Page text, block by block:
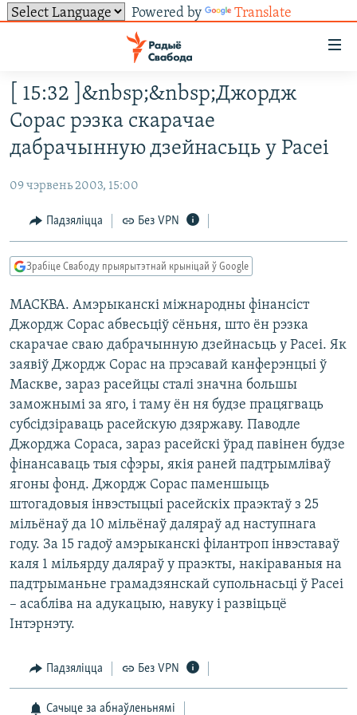
Powered by Translate
ўнівэрсальнага
доступу
Перайсьці
да
галоўнага
Перайсьці
галоўнай
Перайсьці
пошуку
НАВІНЫ
УСЕ НАВІНЫ
ВІДЭА І ФОТА
ЛЮДЗІ
ПАЛІТЫКА
ВАЙНА
БЕЛАРУСЫ НА ВАЙНЕ
ПАЛІТВЯЗЬНІ
КУЛЬТУРА
КАЛЯНДАР
ТОЛЬКІ НА СВАБОДЗЕ
ТЭСТЫ
БЛОГІ
ГІСТОРЫЯ НА СВАБОДЗЕ
КНІГІ
АЎДЫЁКНІГІ
PREMIUM
МОВА
НА ХВАЛЯХ СВАБОДЫ
СУВЯЗЬ
АБЫСЬЦІ БЛЯКАВАНЬНЕ
ПАДЗЯЛІЦЦА ІНФАРМАЦЫЯЙ
ПАДПІСАЦЦА
RSS
FACEBOOK
TWITTER
Усе сайты РС/РСЭ
[ 15:32 ]&nbsp;&nbsp;Джордж
Сорас рэзка скарачае
дабрачынную дзейнасьць у Расеі
09 чэрвень 2003, 15:00
Падзяліцца Без VPN
Зрабіце Свабоду прыярытэтнай крыніцай ў Google
МАСКВА. Амэрыканскі міжнародны фінансіст
Джордж Сорас абвесьціў сёньня, што ён рэзка
скарачае сваю дабрачынную дзейнасьць у Расеі. Як
заявіў Джордж Сорас на прэсавай канферэнцыі ў
Маскве, зараз расейцы сталі значна большы
заможнымі за яго, і таму ён ня будзе працягваць
субсідзіраваць расейскую дзяржаву. Паводле
Джорджа Сораса, зараз расейскі ўрад павінен будзе
фінансаваць тыя сфэры, якія раней падтрымліваў
ягоны фонд. Джордж Сорас паменшыць
штогадовыя інвэстыцыі расейскіх праэктаў з 25
мільёнаў да 10 мільёнаў даляраў ад наступнага
году. За 15 гадоў амэрыканскі філантроп інвэставаў
каля 1 мільярду даляраў у праэкты, накіраваныя на
падтрыманьне грамадзянскай супольнасьці ў Расеі
– асабліва на адукацыю, навуку і развіцьцё
Інтэрнэту.
Падзяліцца Без VPN
Сачыце за абнаўленьнямі